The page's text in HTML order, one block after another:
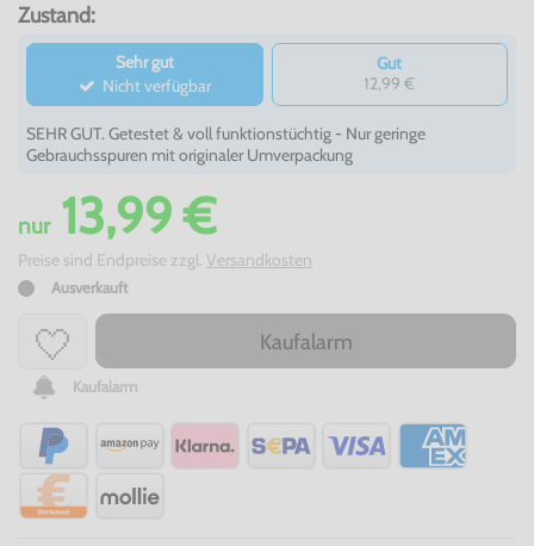
Zustand:
Sehr gut
Nicht verfügbar
Gut
12,99 €
SEHR GUT. Getestet & voll funktionstüchtig - Nur geringe
Gebrauchsspuren mit originaler Umverpackung
nur13,99 €
Preise sind Endpreise zzgl. Versandkosten
Ausverkauft
Kaufalarm
Kaufalarm